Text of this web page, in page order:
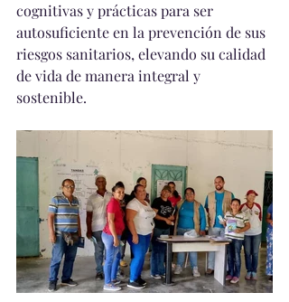
cognitivas y prácticas para ser
autosuficiente en la prevención de sus
riesgos sanitarios, elevando su calidad
de vida de manera integral y
sostenible.